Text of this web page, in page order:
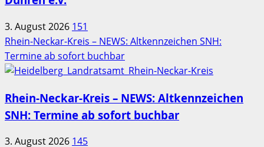
3. August 2026 151
Rhein-Neckar-Kreis – NEWS: Altkennzeichen SNH:
Termine ab sofort buchbar
Rhein-Neckar-Kreis – NEWS: Altkennzeichen
SNH: Termine ab sofort buchbar
3. August 2026 145